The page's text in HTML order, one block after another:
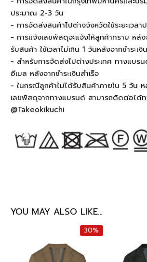
ประมาณ 2-3 วัน
- การจัดส่งสินค้าไปต่างจังหวัดใช้ระยะเวล
- การแจ้งเลขพัสดุจะแจ้งให้ลูกค้าทราบ หลั
รับสินค้า ใช้เวลาไม่เกิน 1 วันหลังจากชำระเงิ
- สำหรับการจัดส่งไปต่างประเทศ ทางแบร
อีเมล หลังจากชำระเงินสำเร็จ
- ในกรณีลูกค้าไม่ได้รับสินค้าภายใน 5 วัน ห
เลขพัสดุจากทางแบรนด์ สามารถติดต่อได้
@Takeokikuchi
YOU MAY ALSO LIKE…
30%